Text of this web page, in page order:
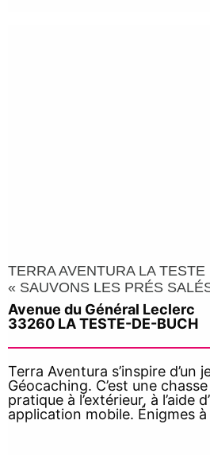
TERRA AVENTURA LA
« SAUVONS LES PRÉS
Avenue du Général Leclerc
33260 LA TESTE-DE-BUCH
Terra Aventura s’inspire d’un
Géocaching. C’est une
pratique à l’extérieur, à l’aide
application mobile. Énigmes